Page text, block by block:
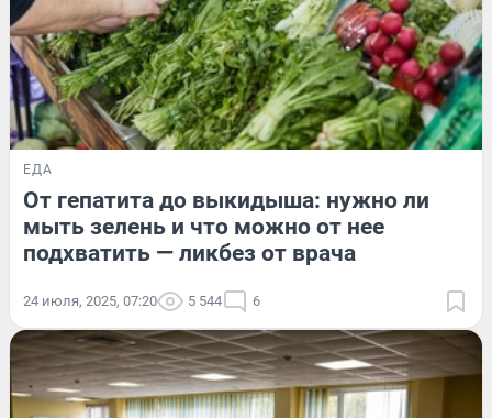
ЕДА
От гепатита до выкидыша: нужно ли
мыть зелень и что можно от нее
подхватить — ликбез от врача
24 июля, 2025, 07:20 5 544 6